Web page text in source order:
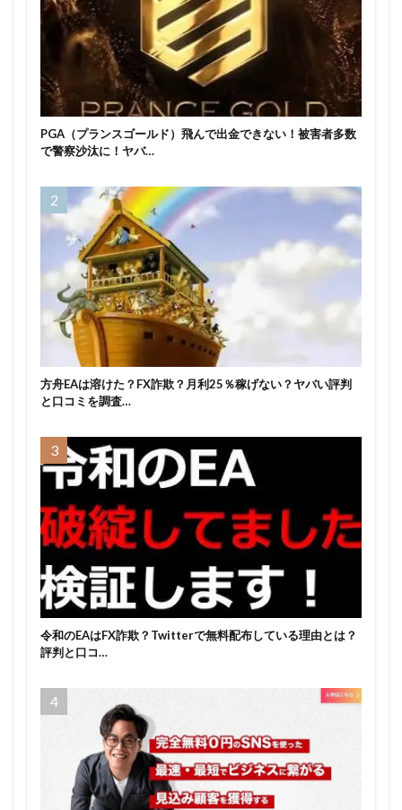
PGA（プランスゴールド）飛んで出金できない！被害者多数
で警察沙汰に！ヤバ…
方舟EAは溶けた？FX詐欺？月利25％稼げない？ヤバい評判
と口コミを調査…
令和のEAはFX詐欺？Twitterで無料配布している理由とは？
評判と口コ…